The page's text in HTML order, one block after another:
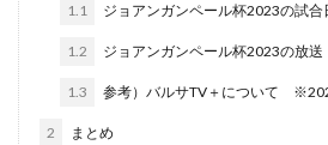
1.1 ジョアンガンペール杯2023の試合
1.2 ジョアンガンペール杯2023の放送
1.3 参考）バルサTV＋について
2 まとめ